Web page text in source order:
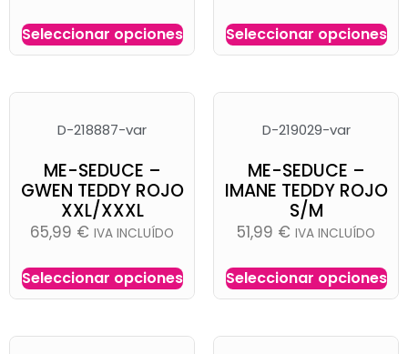
Seleccionar opciones Seleccionar opciones
D-218887-var
ME-SEDUCE –
GWEN TEDDY ROJO
XXL/XXXL
65,99 € IVA INCLUÍDO
Seleccionar opciones
D-219029-var
ME-SEDUCE –
IMANE TEDDY ROJO
S/M
51,99 € IVA INCLUÍDO
Seleccionar opciones